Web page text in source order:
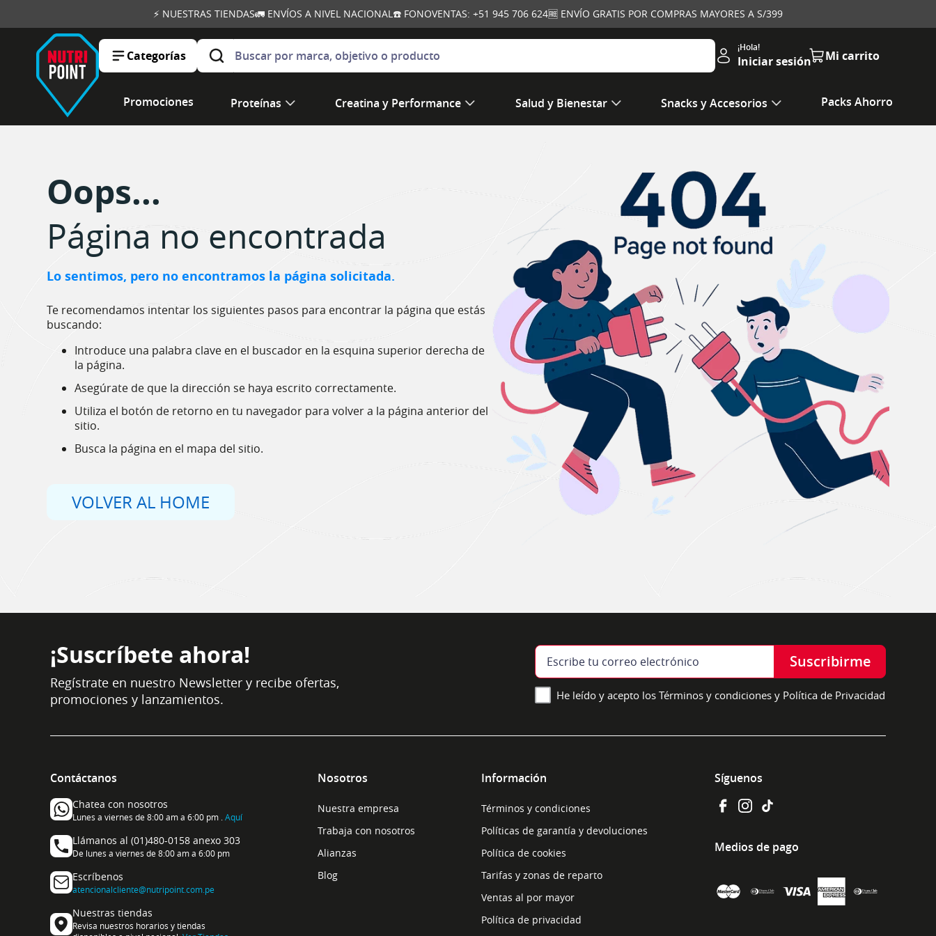
⚡ NUESTRAS TIENDAS🚛 ENVÍOS A NIVEL NACIONAL☎️ FONOVENTAS: +51 945 706 624🆓 ENVÍO GRATIS POR COMPRAS MAYORES A S/399
Categorías
Buscar por marca, objetivo o producto
Iniciar sesión
Promociones Proteínas Creatina y Performance Salud y Bienestar Snacks y Accesorios Packs Ahorro
Oops...
Página no encontrada
Lo sentimos, pero no encontramos la página solicitada.
Te recomendamos intentar los siguientes pasos para encontrar la página que estás
buscando:
Introduce una palabra clave en el buscador en la esquina superior derecha de
la página.
Asegúrate de que la dirección se haya escrito correctamente.
Utiliza el botón de retorno en tu navegador para volver a la página anterior del
sitio.
Busca la página en el mapa del sitio.
VOLVER AL HOME
¡Suscríbete ahora!
Regístrate en nuestro Newsletter y recibe ofertas,
promociones y lanzamientos.
Suscribirme
He leído y acepto los Términos y condiciones y Política de Privacidad
Contáctanos
Chatea con nosotros
Lunes a viernes de 8:00 am a 6:00 pm . Aquí
Llámanos al (01)480-0158 anexo 303
De lunes a viernes de 8:00 am a 6:00 pm
Escríbenos
atencionalcliente@nutripoint.com.pe
Nuestras tiendas
Revisa nuestros horarios y tiendas
Nosotros
Nuestra empresa
Trabaja con nosotros
Alianzas
Blog
Información
Términos y condiciones
Políticas de garantía y devoluciones
Política de cookies
Tarifas y zonas de reparto
Ventas al por mayor
Política de privacidad
Síguenos
Medios de pago